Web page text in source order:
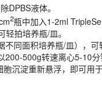
同面积培养瓶/皿），
200-500g转速离心5-10
沉淀重新悬浮，即可用
适量冰袋。
手套操作。
DPBS液体。
2瓶中加入1-2ml
拍培养瓶/皿。
同面积培养瓶/皿），
200-500g转速离心5-10
沉淀重新悬浮，即可用